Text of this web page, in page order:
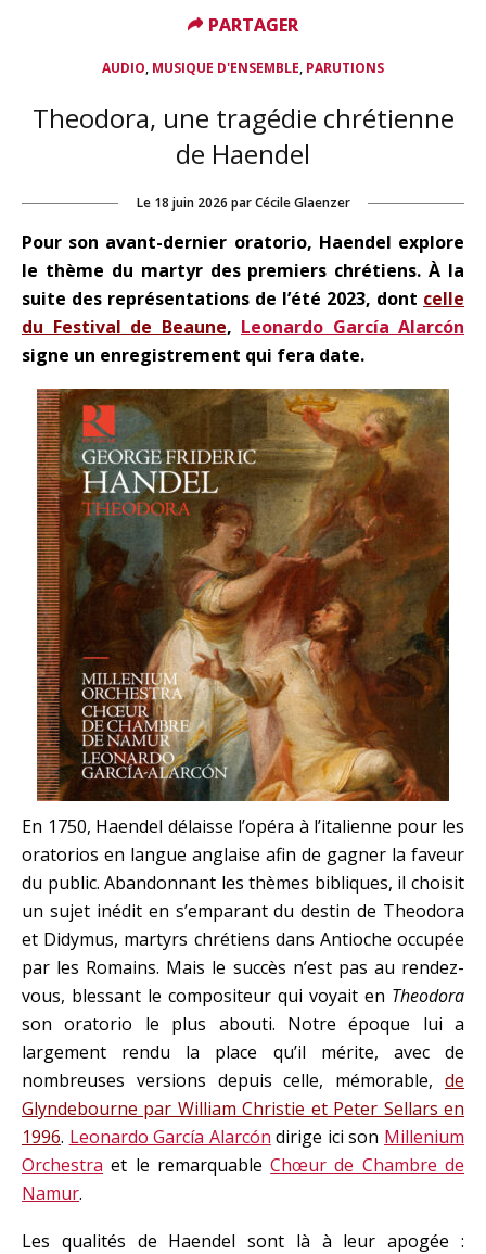
AUDIO, MUSIQUE D'ENSEMBLE, PARUTIONS
Theodora, une tragédie chrétienne
de Haendel
Le 18 juin 2026 par Cécile Glaenzer
Pour son avant-dernier oratorio, Haendel explore
le thème du martyr des premiers chrétiens. À la
suite des représentations de l’été 2023, dont celle
du Festival de Beaune, Leonardo García Alarcón
signe un enregistrement qui fera date.
En 1750, Haendel délaisse l’opéra à l’italienne pour les
oratorios en langue anglaise afin de gagner la faveur
du public. Abandonnant les thèmes bibliques, il choisit
un sujet inédit en s’emparant du destin de Theodora
et Didymus, martyrs chrétiens dans Antioche occupée
par les Romains. Mais le succès n’est pas au rendez-
vous, blessant le compositeur qui voyait en Theodora
son oratorio le plus abouti. Notre époque lui a
largement rendu la place qu’il mérite, avec de
nombreuses versions depuis celle, mémorable, de
Glyndebourne par William Christie et Peter Sellars en
1996. Leonardo García Alarcón dirige ici son Millenium
Orchestra et le remarquableChœur de Chambre de
Namur.
Les qualités de Haendel sont là à leur apogée :
PARTAGER
PARTAGER